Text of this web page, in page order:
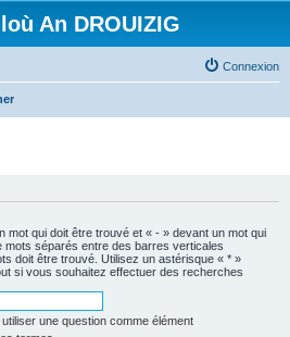
An DROUIZIG
Connexion
mot qui doit être trouvé et « - » devant un mot qui
mots séparés entre des barres verticales
doit être trouvé. Utilisez un astérisque « * »
si vous souhaitez effectuer des recherches
une question comme élément